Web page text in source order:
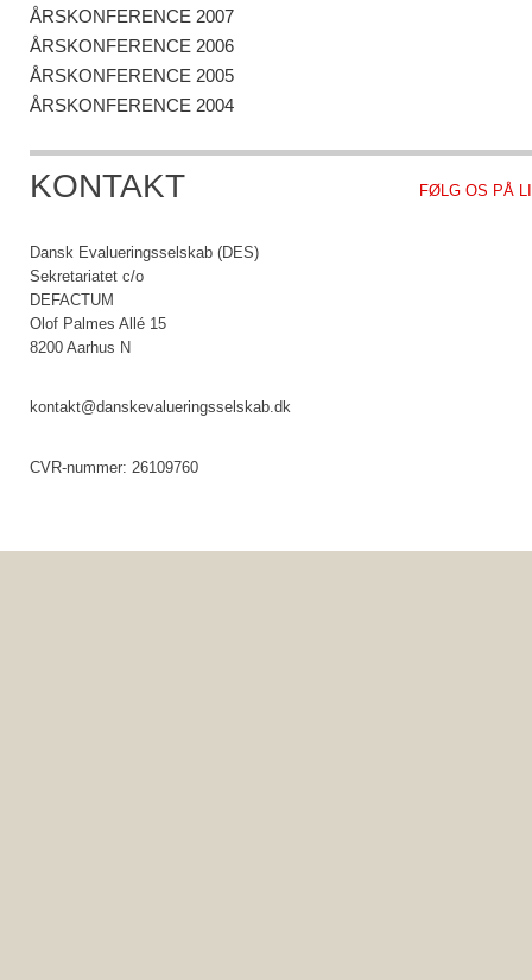
ÅRSKONFERENCE 2007
ÅRSKONFERENCE 2006
ÅRSKONFERENCE 2005
ÅRSKONFERENCE 2004
KONTAKT
Dansk Evalueringsselskab (DES)
Sekretariatet c/o
DEFACTUM
Olof Palmes Allé 15
8200 Aarhus N
kontakt@danskevalueringsselskab.dk
CVR-nummer: 26109760
FØLG OS PÅ